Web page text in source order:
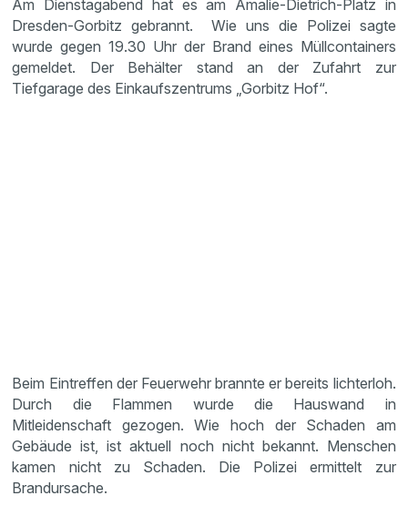
Am Dienstagabend hat es am Amalie-Dietrich-Platz in
Dresden-Gorbitz gebrannt. Wie uns die Polizei sagte
wurde gegen 19.30 Uhr der Brand eines Müllcontainers
gemeldet. Der Behälter stand an der Zufahrt zur
Tiefgarage des Einkaufszentrums „Gorbitz Hof“.
Beim Eintreffen der Feuerwehr brannte er bereits lichterloh.
Durch die Flammen wurde die Hauswand in
Mitleidenschaft gezogen. Wie hoch der Schaden am
Gebäude ist, ist aktuell noch nicht bekannt. Menschen
kamen nicht zu Schaden. Die Polizei ermittelt zur
Brandursache.